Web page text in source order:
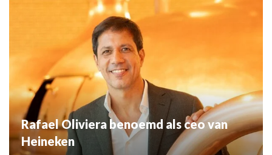
Rafael Oliviera benoemd als ceo van
Heineken